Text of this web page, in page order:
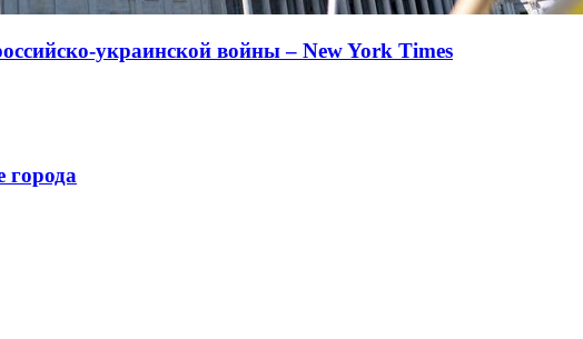
украинской войны – New York Times
города